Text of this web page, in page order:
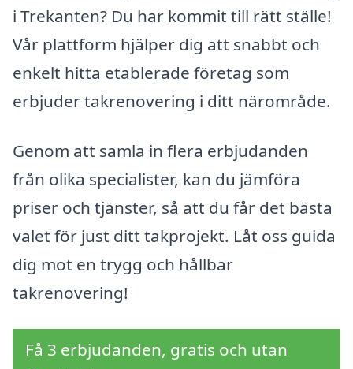
i Trekanten? Du har kommit till rätt ställe!
Vår plattform hjälper dig att snabbt och
enkelt hitta etablerade företag som
erbjuder takrenovering i ditt närområde.
Genom att samla in flera erbjudanden
från olika specialister, kan du jämföra
priser och tjänster, så att du får det bästa
valet för just ditt takprojekt. Låt oss guida
dig mot en trygg och hållbar
takrenovering!
Få 3 erbjudanden, gratis och utan